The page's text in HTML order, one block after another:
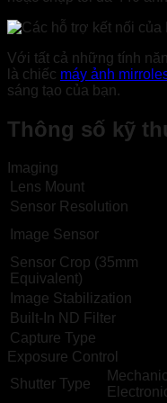
Với tất cả những tính
là chiếc máy ảnh
sáng tạo của bạn.
Thông số kỹ
Imaging
Lens Mount
Sensor Resolution
Image Sensor
Sensor Crop (35mm
Equivalent)
Image Stabilization
Built-In ND Filter
Capture Type
Exposure Control
Shutter Type